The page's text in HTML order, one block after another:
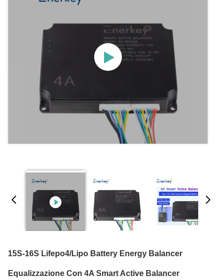
15S-16S Lifepo4/Lipo Battery Energy Balancer
Equalizzazione Con 4A Smart Active Balancer